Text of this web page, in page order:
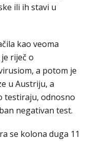
ili ih stavi u
kao veoma
riječ o
a potom je
u Austriju, a
testiraju, odnosno
negativan test.
se kolona duga 11